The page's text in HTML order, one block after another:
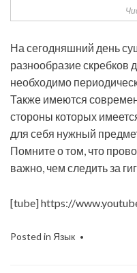
На сегодняшний день
разнообразие скребков
необходимо
Также имеются
стороны которых
для себя нужный
Помните о том, что
важно, чем следить за
[tube] https://
Posted in Язык